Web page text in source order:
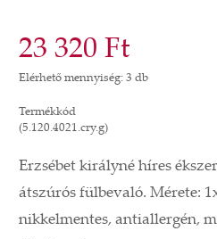
23 320 Ft
Elérhető mennyiség: 3 db
Termékkód
(5.120.4021.cry.g)
Erzsébet királyné híres
átszúrós fülbevaló. Mérete:
nikkelmentes, antiallergén,